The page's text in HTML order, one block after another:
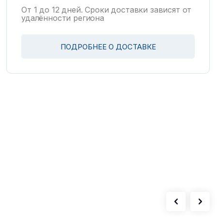
От 1 до 12 дней. Сроки доставки зависят от
удалённости региона
ПОДРОБНЕЕ О ДОСТАВКЕ